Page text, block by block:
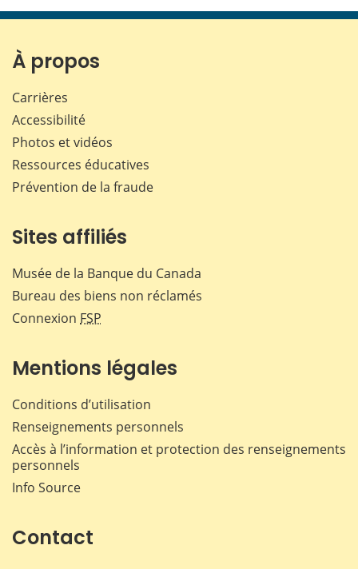
page page page page
À propos
Carrières
Accessibilité
Photos et vidéos
Ressources éducatives
Prévention de la fraude
Sites affiliés
Musée de la Banque du Canada
Bureau des biens non réclamés
Connexion FSP
Mentions légales
Conditions d’utilisation
Renseignements personnels
Accès à l’information et protection des renseignements
personnels
Info Source
Contact